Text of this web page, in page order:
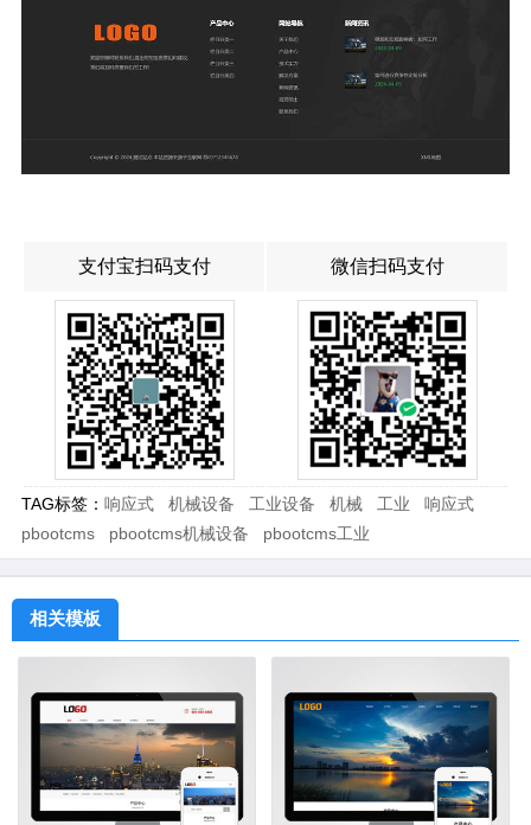
支付宝扫码支付 微信扫码支付
TAG标签： 响应式 机械设备 工业设备 机械 工业
响应式
pbootcms
pbootcms机械设备 pbootcms工业
相关模板